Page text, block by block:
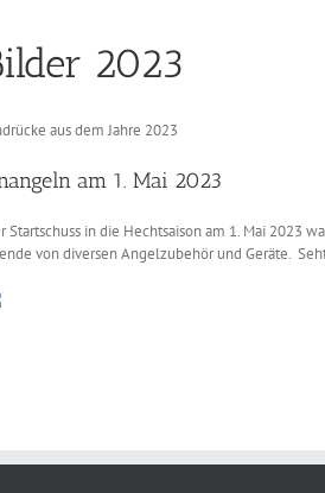
2023
aus dem Jahre 2023
am 1. Mai 2023
Startschuss in die Hechtsaison am 1. Mai 2023
von diversen Angelzubehör und Geräte.